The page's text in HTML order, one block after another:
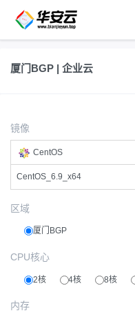
厦门BGP | 企业云
镜像
CentOS
CentOS_6.9_x64
区域
厦门BGP
CPU核心
2核 4核 8核
内存